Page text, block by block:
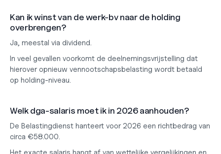
Kan ik winst van de werk-bv naar de holding
overbrengen?
Ja, meestal via dividend.
In veel gevallen voorkomt de deelnemingsvrijstelling dat
hierover opnieuw vennootschapsbelasting wordt betaald
op holding-niveau.
Welk dga-salaris moet ik in 2026 aanhouden?
De Belastingdienst hanteert voor 2026 een richtbedrag van
circa €58.000.